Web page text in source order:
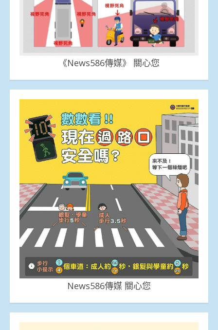
《News586傳媒》 關心您
News586傳媒 關心您